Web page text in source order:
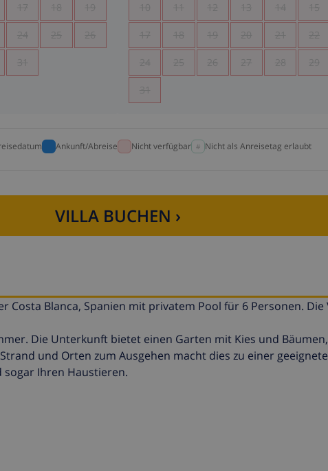
17 18 19
24 25 26
31
10 11 12 13 14 15
17 18 19 20 21 22
24 25 26 27 28 29
31
Ankunft/Abreise Nicht verfügbar Nicht als Anreisetag erlaubt
VILLA BUCHEN ›
Costa Blanca, Spanien mit privatem Pool für 6 Personen.
Die Unterkunft bietet einen Garten mit Kies und
und Orten zum Ausgehen macht dies zu einer
Ihren Haustieren.